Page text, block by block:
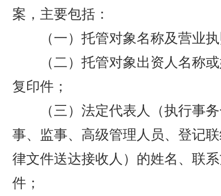
案，主要包括：
（一）托管对象名称及营业
（二）托管对象出资人名称
复印件；
（三）法定代表人（执行事
事、监事、高级管理人员、登记
律文件送达接收人）的姓名、联
件；